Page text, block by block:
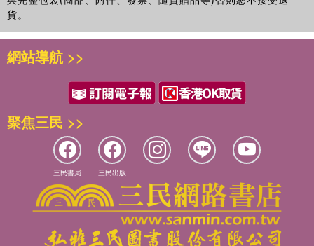
貨。
網站導航 >>
聚焦三民 >>
三民書局 三民出版